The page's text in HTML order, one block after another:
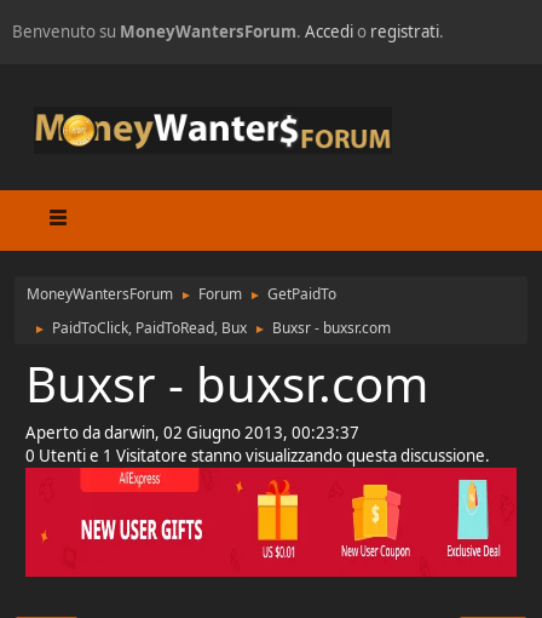
Benvenuto su MoneyWantersForum. Accedio registrati.
MoneyWantersForum ► Forum ► GetPaidTo
► PaidToClick, PaidToRead, Bux ► Buxsr - buxsr.com
Buxsr - buxsr.com
Aperto da darwin, 02 Giugno 2013, 00:23:37
0 Utenti e 1 Visitatore stanno visualizzando questa discussione.